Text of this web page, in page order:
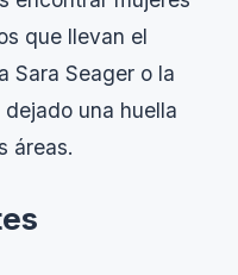
que llevan el
Sara Seager o la
una huella
áreas.